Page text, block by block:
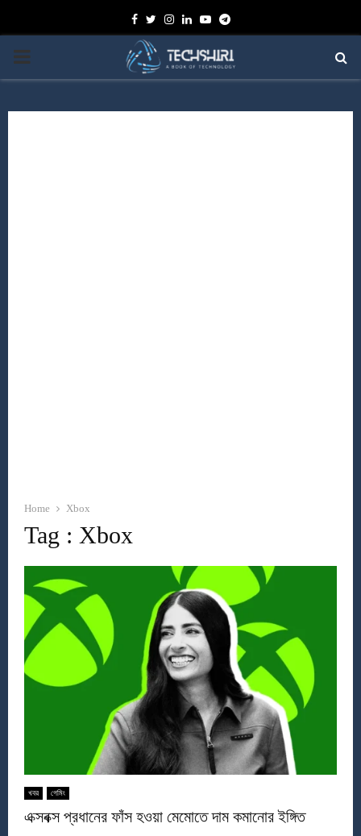
Facebook
TwitterInstagram
Linkedin
YoutubeTelegram
PRIMARY
Home Xbox
Tag : Xbox
খবর গেমিং
এক্সবক্স প্রধানের ফাঁস হওয়া মেমোতে দাম কমানোর ইঙ্গিত